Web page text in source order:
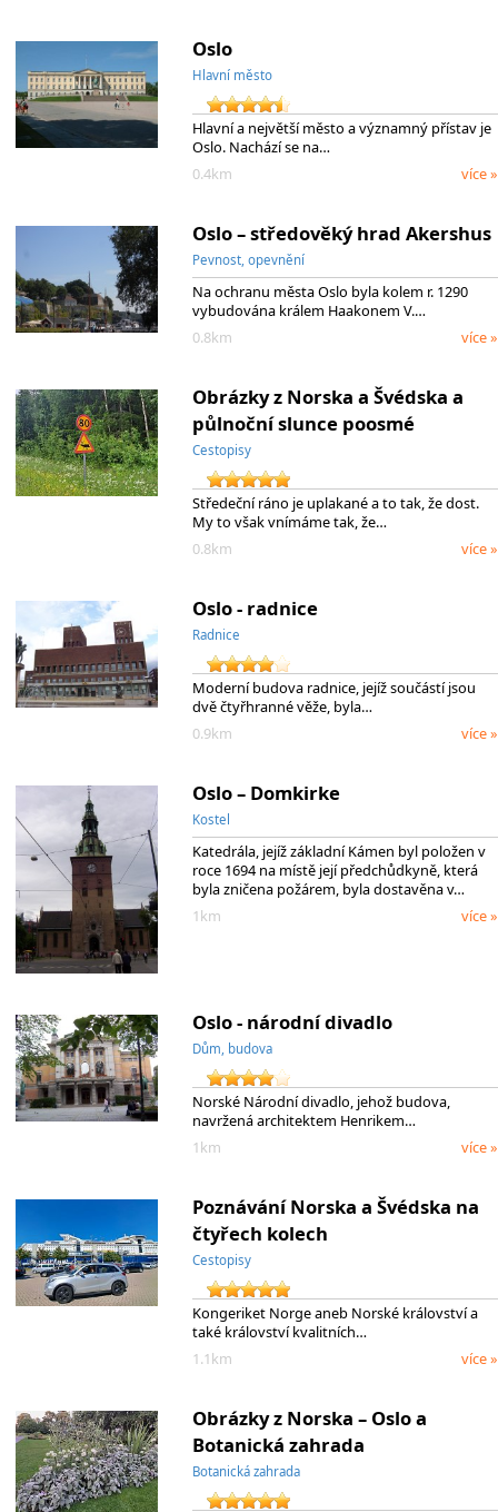
Oslo
Hlavní město
Hlavní a největší město a významný přístav je
Oslo. Nachází se na…
0.4km
více »
Oslo – středověký hrad Akershus
Pevnost, opevnění
Na ochranu města Oslo byla kolem r. 1290
vybudována králem Haakonem V.…
0.8km
více »
Obrázky z Norska a Švédska a
půlnoční slunce poosmé
Cestopisy
Středeční ráno je uplakané a to tak, že dost.
My to však vnímáme tak, že…
0.8km
více »
Oslo - radnice
Radnice
Moderní budova radnice, jejíž součástí jsou
dvě čtyřhranné věže, byla…
0.9km
více »
Oslo – Domkirke
Kostel
Katedrála, jejíž základní Kámen byl položen v
roce 1694 na místě její předchůdkyně, která
byla zničena požárem, byla dostavěna v…
1km
více »
Oslo - národní divadlo
Dům, budova
Norské Národní divadlo, jehož budova,
navržená architektem Henrikem…
1km
více »
Poznávání Norska a Švédska na
čtyřech kolech
Cestopisy
Kongeriket Norge aneb Norské království a
také království kvalitních…
1.1km
více »
Obrázky z Norska – Oslo a
Botanická zahrada
Botanická zahrada